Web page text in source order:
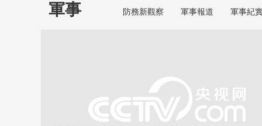
軍事 防務新觀察 軍事報道 軍事紀